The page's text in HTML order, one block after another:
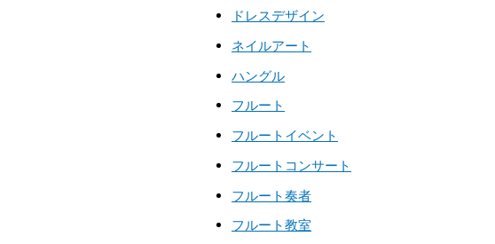
ドレスデザイン
ネイルアート
ハングル
フルート
フルートイベント
フルートコンサート
フルート奏者
フルート教室